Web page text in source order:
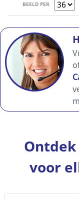
BEELD PER
voor